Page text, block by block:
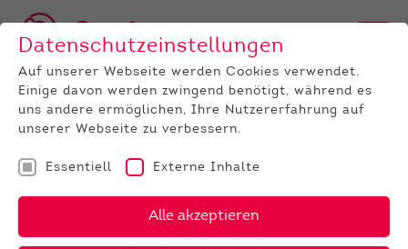
UNTERNEHMEN News
Datenschutzeinstellungen
Auf unserer Webseite werden Cookies verwendet.
Einige davon werden zwingend benötigt, während es
uns andere ermöglichen, Ihre Nutzererfahrung auf
unserer Webseite zu verbessern.
Essentiell Externe Inhalte
Alle akzeptieren